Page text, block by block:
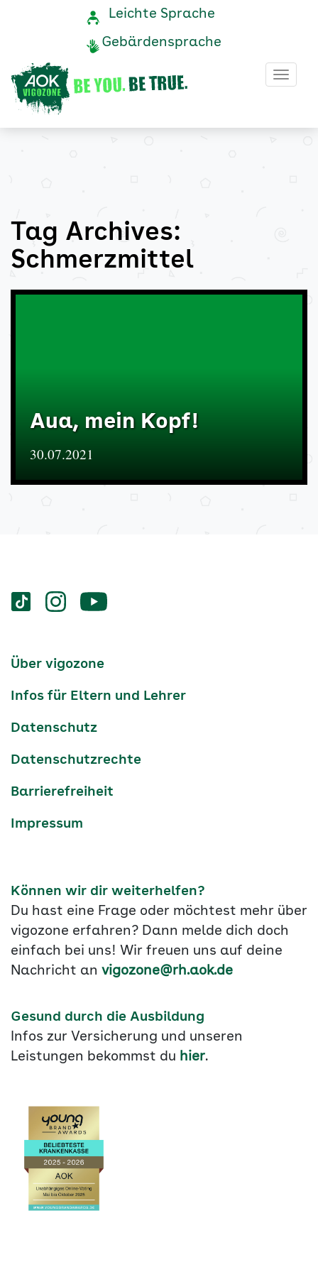
Schmerzmittel
Archive
AOK
Vigozone
Navigation
Service-
Leichte Sprache
Gebärdensprache
Tag Archives:
Schmerzmittel
Aua, mein Kopf!
30.07.2021
Services
Social-
vigozone.de
vigozone.devigozone.de
Services-
Über vigozone
Infos für Eltern und Lehrer
Datenschutz
Datenschutzrechte
Barrierefreiheit
Impressum
Können wir dir weiterhelfen?
Du hast eine Frage oder möchtest mehr über
vigozone erfahren? Dann melde dich doch
einfach bei uns! Wir freuen uns auf deine
Nachricht an vigozone@rh.aok.de
Gesund durch die Ausbildung
Infos zur Versicherung und unseren
Leistungen bekommst du hier.